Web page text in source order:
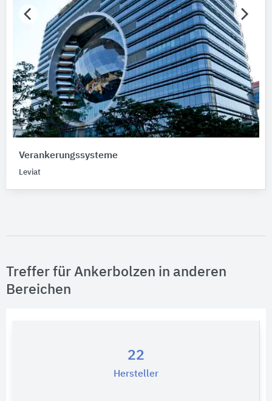
Verankerungssysteme
Leviat
Treffer für Ankerbolzen in anderen
Bereichen
22
Hersteller